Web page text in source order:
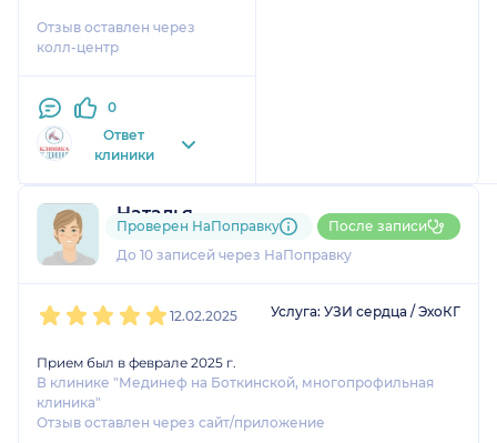
хорошие впечатления,
никаких замечаний
Александрович после
сканирования сказал,
что у дочки нет
обрадовал нас.
Обследование делали с
целью
осмотра.
Отзыв оставлен через
колл-центр
0
Ответ
клиники
Наталья
1 отзыви2 оценки
До 10 записей через НаПоправку
Проверен НаПоправку После записи
12.02.2025 Услуга: УЗИ сердца / ЭхоКГ
Прием был в феврале 2025 г.
В клинике "Мединеф на Боткинской, многопрофильная
клиника"
Отзыв оставлен через сайт/приложение